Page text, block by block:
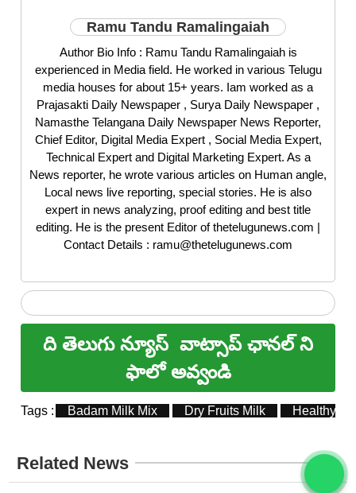
Ramu Tandu Ramalingaiah
Author Bio Info : Ramu Tandu Ramalingaiah is
experienced in Media field. He worked in various Telugu
media houses for about 15+ years. Iam worked as a
Prajasakti Daily Newspaper , Surya Daily Newspaper ,
Namasthe Telangana Daily Newspaper News Reporter,
Chief Editor, Digital Media Expert , Social Media Expert,
Technical Expert and Digital Marketing Expert. As a
News reporter, he wrote various articles on Human angle,
Local news live reporting, special stories. He is also
expert in news analyzing, proof editing and best title
editing. He is the present Editor of thetelugunews.com |
Contact Details : ramu@thetelugunews.com
ది తెలుగు న్యూస్ వాట్సాప్ ఛానల్ ని
ఫాలో అవ్వండి
Tags : Badam Milk Mix Dry Fruits Milk Healthy
Related News